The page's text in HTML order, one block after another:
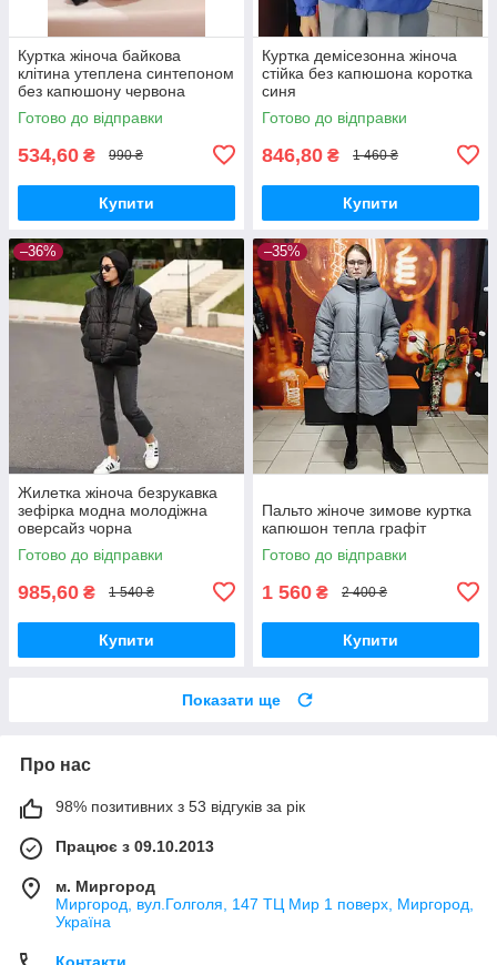
Куртка жіноча байкова
клітина утеплена синтепоном
без капюшону червона
Готово до відправки
534,60 ₴ 990 ₴
Купити
Куртка демісезонна жіноча
стійка без капюшона коротка
синя
Готово до відправки
846,80 ₴ 1 460 ₴
Купити
–36%
Жилетка жіноча безрукавка
зефірка модна молодіжна
оверсайз чорна
Готово до відправки
985,60 ₴ 1 540 ₴
Купити
–35%
Пальто жіноче зимове куртка
капюшон тепла графіт
Готово до відправки
1 560 ₴ 2 400 ₴
Купити
Показати ще
Про нас
98% позитивних з 53 відгуків за рік
Працює з 09.10.2013
м. Миргород
Миргород, вул.Голголя, 147 ТЦ Мир 1 поверх, Миргород,
Україна